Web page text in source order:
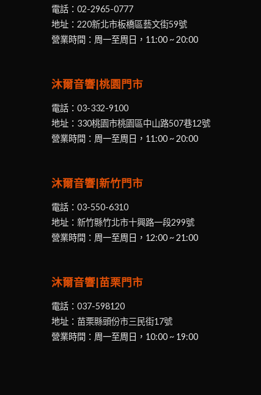
電話： 02-2965-0777
地址： 220新北市板橋區藝文街59號
營業時間：周一至周日，11:00 ~ 20:00
沐爾音響|桃園門市
電話： 03-332-9100
地址： 330桃園市桃園區中山路507巷12號
營業時間：周一至周日，11:00 ~ 20:00
沐爾音響|新竹門市
電話： 03-550-6310
地址： 新竹縣竹北市十興路一段299號
營業時間：周一至周日，12:00 ~ 21:00
沐爾音響|苗栗門市
電話： 037-598120
地址： 苗栗縣頭份市三民街17號
營業時間：周一至周日，10:00 ~ 19:00